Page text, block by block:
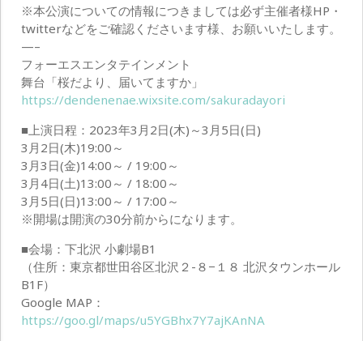
※本公演についての情報につきましては必ず主催者様HP・
twitterなどをご確認くださいます様、お願いいたします。
—–
フォーエスエンタテインメント
舞台「桜だより、届いてますか」
https://dendenenae.wixsite.com/sakuradayori
■上演日程：2023年3月2日(木)～3月5日(日)
3月2日(木)19:00～
3月3日(金)14:00～ / 19:00～
3月4日(土)13:00～ / 18:00～
3月5日(日)13:00～ / 17:00～
※開場は開演の30分前からになります。
■会場：下北沢 小劇場B1
（住所：東京都世田谷区北沢２-８−１８ 北沢タウンホール
B1F）
Google MAP：
https://goo.gl/maps/u5YGBhx7Y7ajKAnNA